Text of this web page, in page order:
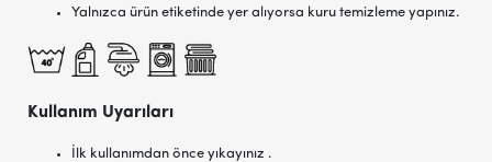
Yalnızca ürün etiketinde yer alıyorsa kuru temizleme yapınız.
Kullanım Uyarıları
İlk kullanımdan önce yıkayınız .